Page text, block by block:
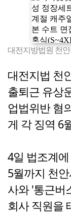
대전지방법원 천
대전지법 천
출퇴근 유상
업법위반 혐
게 각 징역 6
4일 법조계
5월까지 천
사와 '통근버
회사 직원을